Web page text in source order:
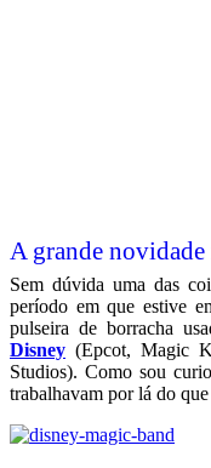
A grande
Sem dúvida uma das
período em que estive
pulseira de borracha
Disney (Epcot, Magic
Studios). Como sou
trabalhavam por lá do que